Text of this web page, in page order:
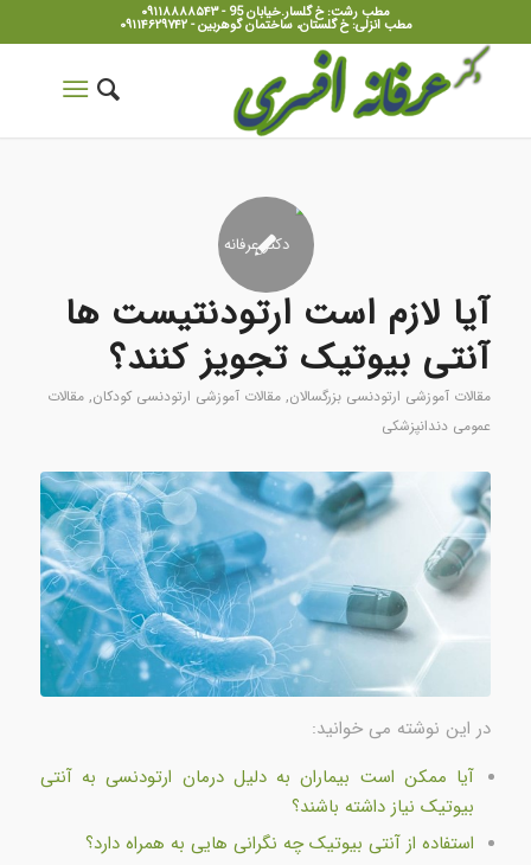
مطب رشت: خ گلسار.خیابان 95 - ۰۹۱۱۸۸۸۸۵۴۳
مطب انزلی: خ گلستان، ساختمان گوهربین - ۰۹۱۱۴۶۲۹۷۴۲
آیا لازم است ارتودنتیست ها
آنتی بیوتیک تجویز کنند؟
مقالات آموزشی ارتودنسی بزرگسالان, مقالات آموزشی ارتودنسی کودکان, مقالات
عمومی دندانپزشکی
در این نوشته می خوانید:
آیا ممکن است بیماران به دلیل درمان ارتودنسی به آنتی
بیوتیک نیاز داشته باشند؟
استفاده از آنتی بیوتیک چه نگرانی هایی به همراه دارد؟